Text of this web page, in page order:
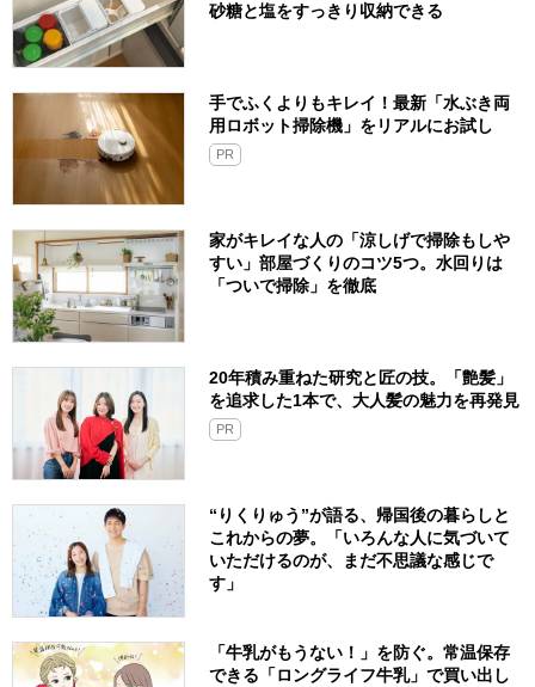
砂糖と塩をすっきり収納できる
手でふくよりもキレイ！最新「水ぶき両
用ロボット掃除機」をリアルにお試し
PR
家がキレイな人の「涼しげで掃除もしや
すい」部屋づくりのコツ5つ。水回りは
「ついで掃除」を徹底
20年積み重ねた研究と匠の技。「艶髪」
を追求した1本で、大人髪の魅力を再発見
PR
“りくりゅう”が語る、帰国後の暮らしと
これからの夢。「いろんな人に気づいて
いただけるのが、まだ不思議な感じで
す」
「牛乳がもうない！」を防ぐ。常温保存
できる「ロングライフ牛乳」で買い出し